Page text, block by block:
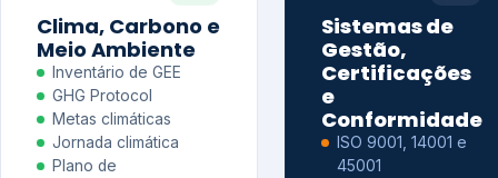
Clima, Carbono e
Meio Ambiente
Inventário de GEE
GHG Protocol
Metas climáticas
Jornada climática
Plano de
Sistemas de
Gestão,
Certificações
e
Conformidade
ISO 9001, 14001 e
45001